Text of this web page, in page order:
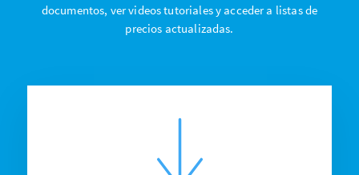
documentos, ver videos tutoriales y acceder a listas de
precios actualizadas.